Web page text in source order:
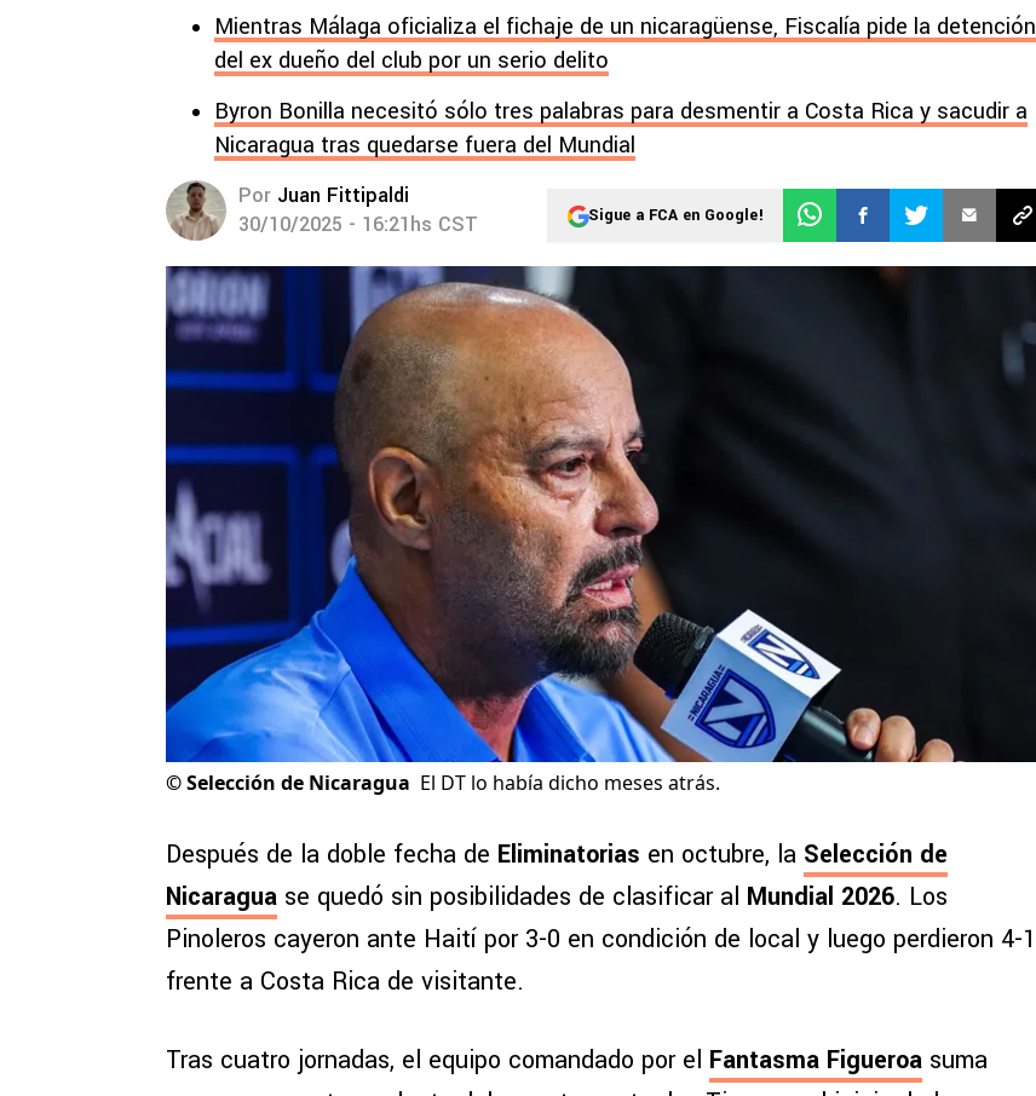
Mientras Málaga oficializa el fichaje de un nicaragüense, Fiscalía pide la detención
del ex dueño del club por un serio delito
Byron Bonilla necesitó sólo tres palabras para desmentir a Costa Rica y sacudir a
Nicaragua tras quedarse fuera del Mundial
Por Juan Fittipaldi
30/10/2025 - 16:21hs CST
Sigue a FCA en Google!
©Selección de Nicaragua El DT lo había dicho meses atrás.
Después de la doble fecha de Eliminatorias en octubre, la Selección de
Nicaragua se quedó sin posibilidades de clasificar al Mundial 2026. Los
Pinoleros cayeron ante Haití por 3-0 en condición de local y luego perdieron 4-1
frente a Costa Rica de visitante.
Tras cuatro jornadas, el equipo comandado por el Fantasma Figueroa suma